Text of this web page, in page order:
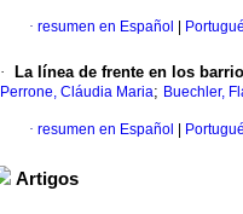
· resumen en Español
· La línea de frente en los
Perrone, Cláudia Maria; Buechler,
· resumen en Español
Artigos